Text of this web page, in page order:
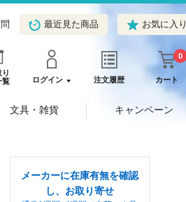
最近見た商品 お気に入り
り
覧
ログイン 注文履歴 カート
0
文具・雑貨 キャンペーン
メーカーに在庫有無を確認
し、お取り寄せ